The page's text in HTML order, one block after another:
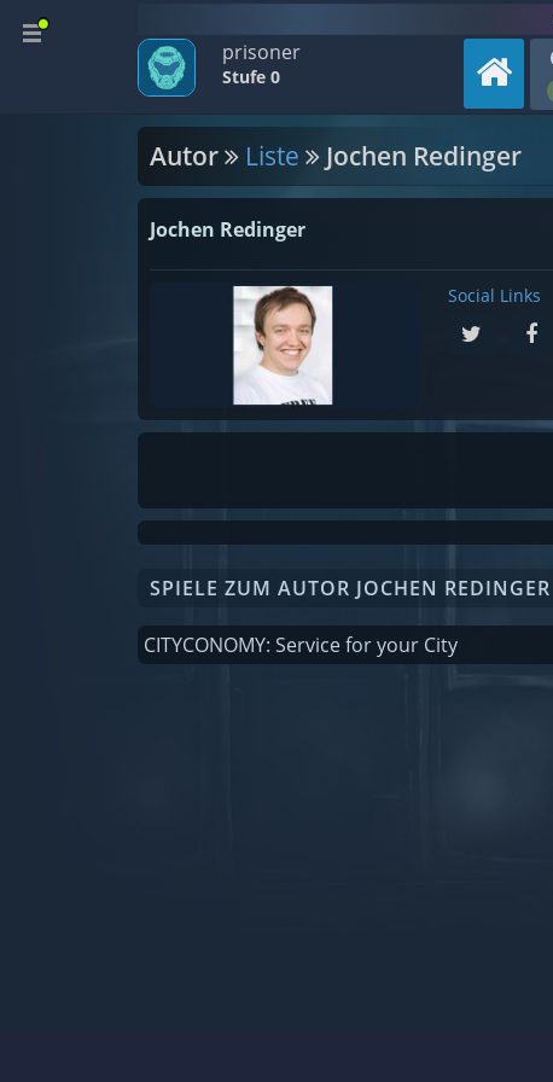
prisoner
Stufe 0
Autor Liste Jochen Redinger
Jochen Redinger
Social Links
SPIELE ZUM AUTOR JOCHEN REDINGER
CITYCONOMY: Service for your City